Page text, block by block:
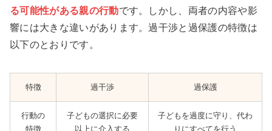
る可能性がある親の行動です。しかし、両者の内容や影
響には大きな違いがあります。過干渉と過保護の特徴は
以下のとおりです。
特徴 過干渉 過保護
行動の
特徴
子どもの選択に必要
以上に介入する
子どもを過度に守り、代わ
りにすべてを行う